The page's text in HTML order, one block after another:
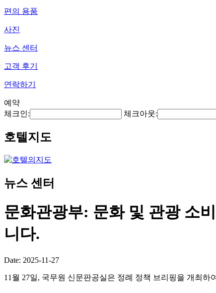
편의 용품
사진
뉴스 센터
고객 후기
연락하기
예약
체크인:
체크아웃:
호텔지도
뉴스 센터
문화관광부: 문화 및 관광 소
니다.
Date: 2025-11-27
11월 27일, 국무원 신문판공실은 정례 정책 브리핑을 개최